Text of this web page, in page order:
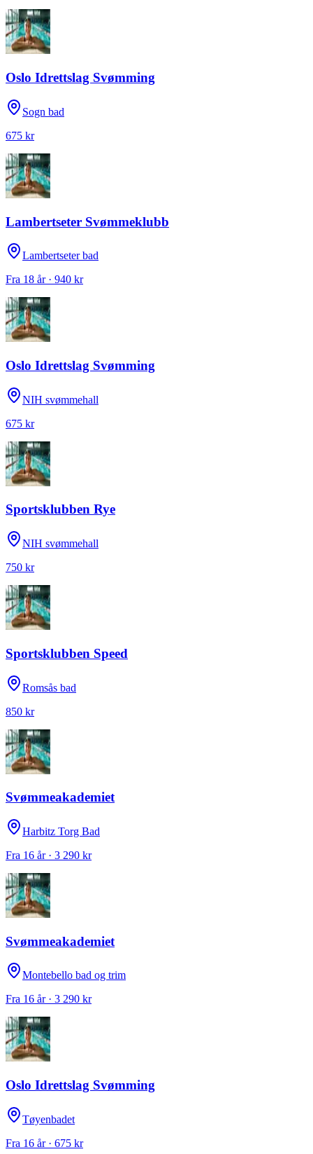
Oslo Idrettslag Svømming
Sogn bad
675 kr
Lambertseter Svømmeklubb
Lambertseter bad
Fra 18 år · 940 kr
Oslo Idrettslag Svømming
NIH svømmehall
675 kr
Sportsklubben Rye
NIH svømmehall
750 kr
Sportsklubben Speed
Romsås bad
850 kr
Svømmeakademiet
Harbitz Torg Bad
Fra 16 år · 3 290 kr
Svømmeakademiet
Montebello bad og trim
Fra 16 år · 3 290 kr
Oslo Idrettslag Svømming
Tøyenbadet
Fra 16 år · 675 kr